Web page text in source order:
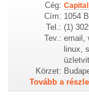
Cég:
Cím: 1054
Tel.: (1)
Tev.: email,
linux,
Körzet:
Tovább a